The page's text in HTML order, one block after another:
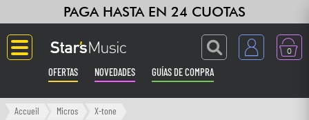
PAGA HASTA EN 24 CUOTAS
0
OFERTAS NOVEDADES GUÍAS DE COMPRA
Langue
Accueil Micros X-tone